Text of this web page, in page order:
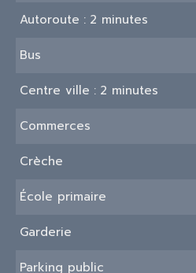
Autoroute 2 minutes
Bus
Centre ville 2 minutes
Commerces
Crèche
École primaire
Garderie
Parking public